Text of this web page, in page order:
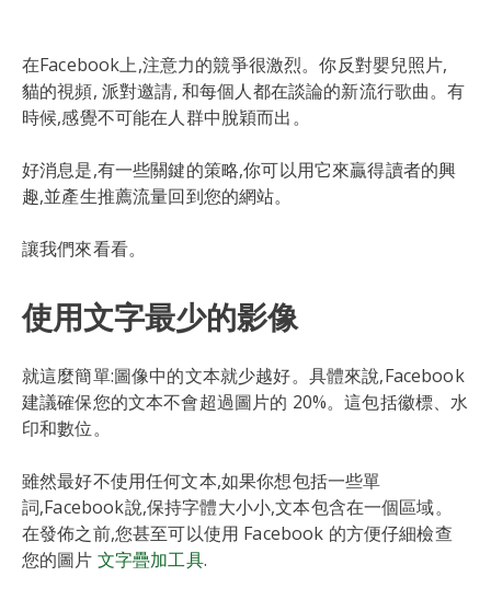
在Facebook上,注意力的競爭很激烈。你反對嬰兒照片,
貓的視頻, 派對邀請, 和每個人都在談論的新流行歌曲。有
時候,感覺不可能在人群中脫穎而出。
好消息是,有一些關鍵的策略,你可以用它來贏得讀者的興
趣,並產生推薦流量回到您的網站。
讓我們來看看。
使用文字最少的影像
就這麼簡單:圖像中的文本就少越好。具體來說,Facebook
建議確保您的文本不會超過圖片的 20%。這包括徽標、水
印和數位。
雖然最好不使用任何文本,如果你想包括一些單
詞,Facebook說,保持字體大小小,文本包含在一個區域。
在發佈之前,您甚至可以使用 Facebook 的方便仔細檢查
您的圖片 文字疊加工具.